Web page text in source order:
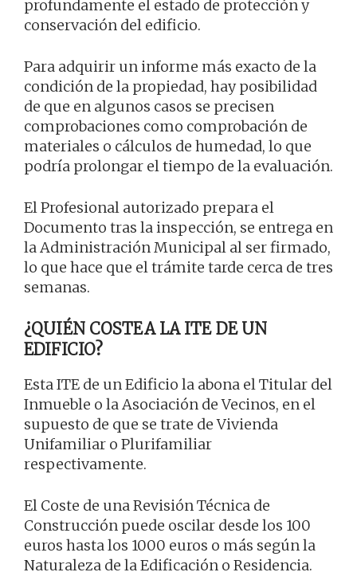
profundamente el estado de protección y
conservación del edificio.
Para adquirir un informe más exacto de la
condición de la propiedad, hay posibilidad
de que en algunos casos se precisen
comprobaciones como comprobación de
materiales o cálculos de humedad, lo que
podría prolongar el tiempo de la evaluación.
El Profesional autorizado prepara el
Documento tras la inspección, se entrega en
la Administración Municipal al ser firmado,
lo que hace que el trámite tarde cerca de tres
semanas.
¿QUIÉN COSTEA LA ITE DE UN
EDIFICIO?
Esta ITE de un Edificio la abona el Titular del
Inmueble o la Asociación de Vecinos, en el
supuesto de que se trate de Vivienda
Unifamiliar o Plurifamiliar
respectivamente.
El Coste de una Revisión Técnica de
Construcción puede oscilar desde los 100
euros hasta los 1000 euros o más según la
Naturaleza de la Edificación o Residencia.